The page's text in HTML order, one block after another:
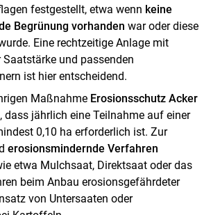
festgestellt, etwa wenn keine
Begrünung vorhanden war oder diese
Eine rechtzeitige Anlage mit
Saatstärke und passenden
ist hier entscheidend.
Maßnahme Erosionsschutz Acker
dass jährlich eine Teilnahme auf einer
0,10 ha erforderlich ist. Zur
erosionsmindernde Verfahren
etwa Mulchsaat, Direktsaat oder das
beim Anbau erosionsgefährdeter
von Untersaaten oder